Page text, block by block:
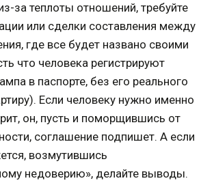
за теплоты отношений, требуйте
или сделки составления между
где все будет названо своими
что человека регистрируют
в паспорте, без его реального
Если человеку нужно именно
он, пусть и поморщившись от
соглашение подпишет. А если
возмутившись
недоверию», делайте выводы.